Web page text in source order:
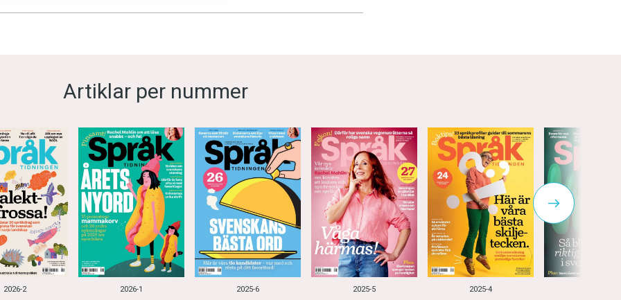
Artiklar per nummer
2026-2 2026-1 2025-6 2025-5 2025-4